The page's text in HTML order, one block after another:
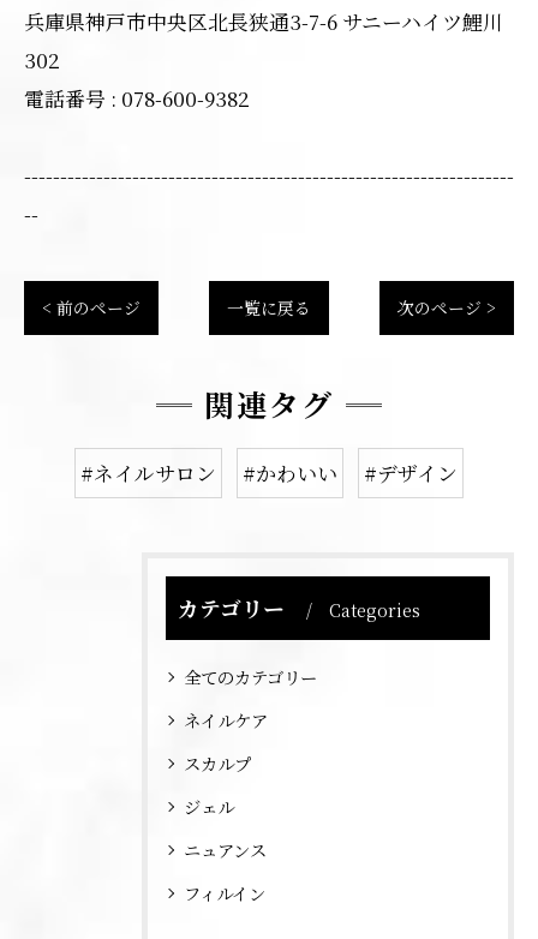
兵庫県神戸市中央区北長狭通3-7-6 サニーハイツ鯉川
302
電話番号 : 078-600-9382
--------------------------------------------------------------------
--
< 前のページ 一覧に戻る 次のページ >
関連タグ
#ネイルサロン #かわいい #デザイン
カテゴリー Categories
全てのカテゴリー
ネイルケア
スカルプ
ジェル
ニュアンス
フィルイン